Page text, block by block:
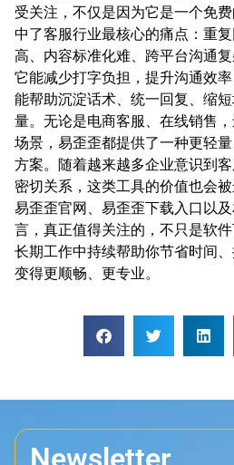
受关注，不仅是因为它是一个免
中了客服行业最核心的痛点：重
高、内容标准化难、跨平台沟通
它能减少打字负担，提升沟通效
能帮助沉淀话术、统一回复、缩
量。无论是电商客服、在线销售
场景，易歪歪都提供了一种更轻
方案。随着越来越多企业意识到
密切关系，这类工具的价值也会
易歪歪官网、易歪歪下载入口以
言，真正值得关注的，不只是软
长期工作中持续帮助你节省时间
变得更顺畅、更专业。